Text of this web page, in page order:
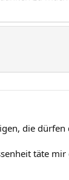
die dürfen
täte